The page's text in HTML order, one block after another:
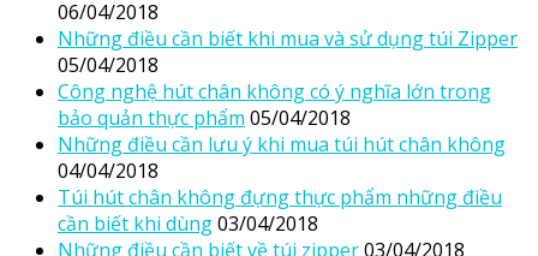
06/04/2018
Những điều cần biết khi mua và sử dụng túi Zipper
05/04/2018
Công nghệ hút chân không có ý nghĩa lớn trong
bảo quản thực phẩm 05/04/2018
Những điều cần lưu ý khi mua túi hút chân không
04/04/2018
Túi hút chân không đựng thực phẩm những điều
cần biết khi dùng03/04/2018
Những điều cần biết về túi zipper03/04/2018